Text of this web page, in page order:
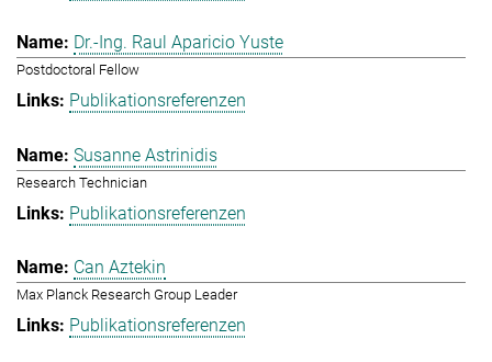
Dr.-Ing. Raul Aparicio Yuste
Postdoctoral Fellow
Publikationsreferenzen
Susanne Astrinidis
Research Technician
Publikationsreferenzen
Can Aztekin
Max Planck Research Group Leader
Publikationsreferenzen